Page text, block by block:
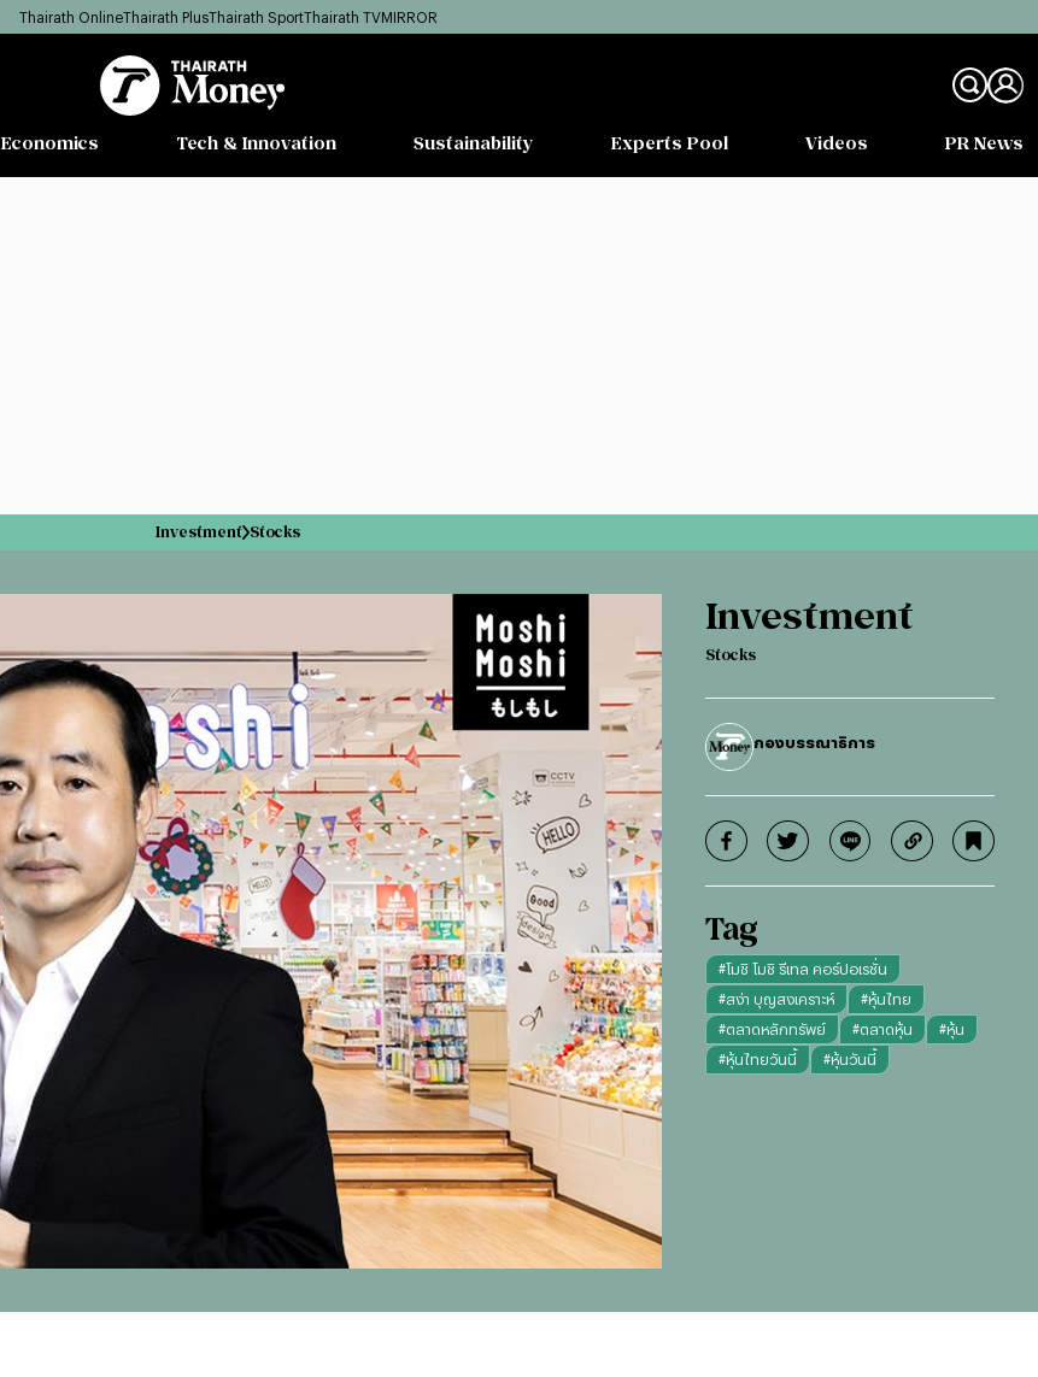
Thairath OnlineThairath PlusThairath SportThairath TVMIRROR
Economics Tech & Innovation Sustainability Experts Pool Videos PR News
Investment Stocks
Investment
Stocks
กองบรรณาธิการ
Tag
#โมชิ โมชิ รีเทล คอร์ปอเรชั่น
#สง่า บุญสงเคราะห์ #หุ้นไทย
#ตลาดหลักทรัพย์ #ตลาดหุ้น #หุ้น
#หุ้นไทยวันนี้ #หุ้นวันนี้